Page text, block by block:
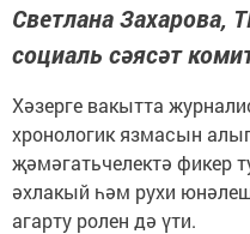
Светлана Захарова,
социаль сәясәт
Хәзерге вакытта
хронологик язмасын
җәмәгатьчелектә фикер
әхлакый һәм рухи
агарту ролен дә үти.